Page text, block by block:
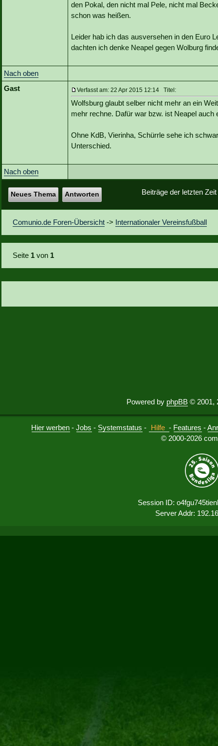
den Pokal, den nicht mal Pele, nicht mal
schon was heißen.
Leider hab ich das ausversehen in den Euro
dachten ich denke Neapel gegen Wolburg
Nach oben
Gast
Verfasst am: 22 Apr 2015 12:14 Titel:
Wolfsburg glaubt selber nicht mehr an ein
mehr rechne. Dafür war bzw. ist Neapel
Ohne KdB, Vierinha, Schürrle sehe ich
Unterschied.
Nach oben
Beiträge der letzten
Neues Thema Antworten
Comunio.de Foren-Übersicht -> Internationaler Vereinsfußball
Seite 1 von 1
Powered by phpBB © 2001,
Hier werben -Jobs - Systemstatus - Hilfe - Features -
© 2000-2026
Session ID:
Server Addr: